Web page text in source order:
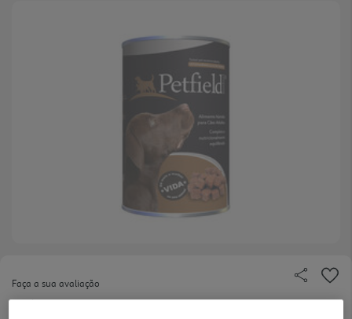
Faça a sua avaliação
Ref. / EAN:5600993900681